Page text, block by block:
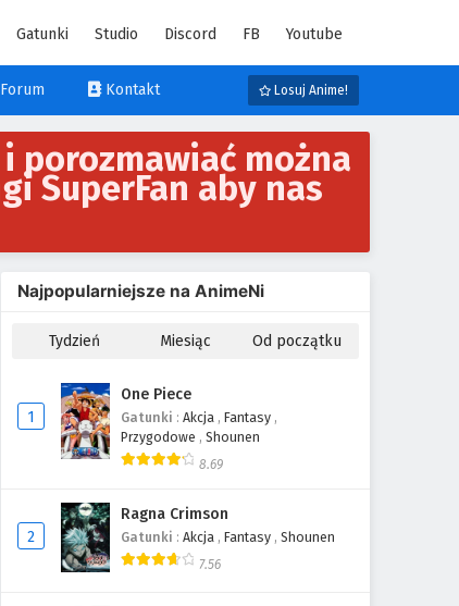
Gatunki Studio Discord FB Youtube
Forum Kontakt Losuj Anime!
porozmawiać można
SuperFan aby nas
Najpopularniejsze na AnimeNi
Tydzień Miesiąc Od początku
1
One Piece
Gatunki : Akcja , Fantasy ,
Przygodowe , Shounen
8.69
2
Ragna Crimson
Gatunki : Akcja , Fantasy , Shounen
7.56